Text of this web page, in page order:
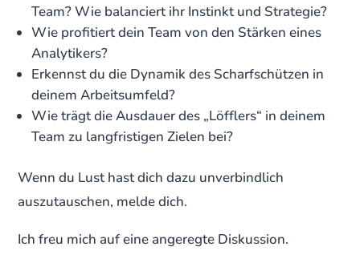
Team? Wie balanciert ihr Instinkt und Strategie?
Wie profitiert dein Team von den Stärken eines
Analytikers?
Erkennst du die Dynamik des Scharfschützen in
deinem Arbeitsumfeld?
Wie trägt die Ausdauer des „Löfflers“ in deinem
Team zu langfristigen Zielen bei?
Wenn du Lust hast dich dazu unverbindlich
auszutauschen, melde dich.
Ich freu mich auf eine angeregte Diskussion.